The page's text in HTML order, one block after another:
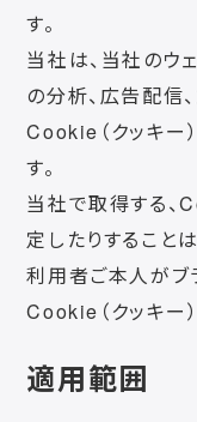
す。
当社は、当社のウ
の分析、広告配信
Cookie（クッキー
す。
当社で取得する、
定したりすること
利用者ご本人がブ
Cookie（クッキー
適用範囲